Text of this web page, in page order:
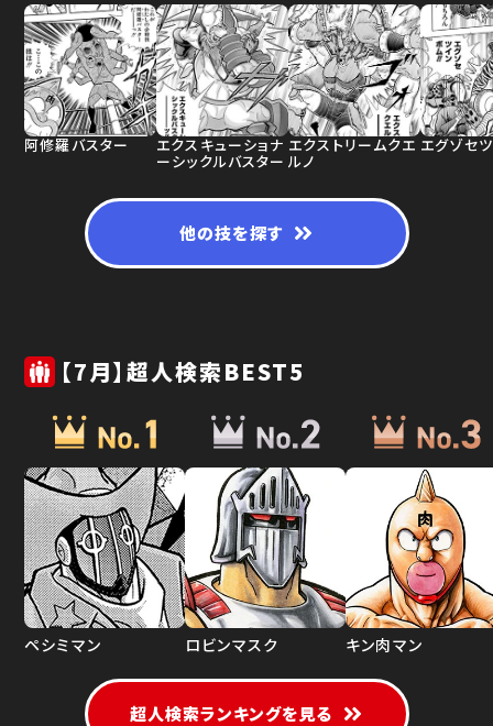
阿修羅バスター エクスキューショナ
ーシックルバスター
エクストリームクエ
ルノ
エグゾセ
他の技を探す
【7月】超人検索BEST5
ペシミマン ロビンマスク キン肉マン
超人検索ランキングを見る